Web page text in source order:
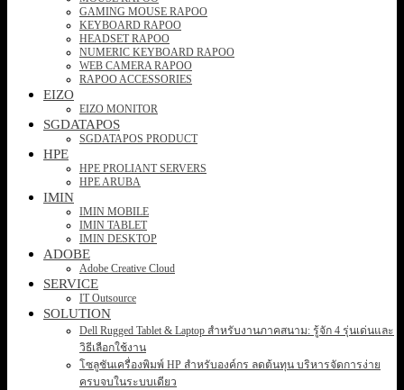
GAMING MOUSE RAPOO
KEYBOARD RAPOO
HEADSET RAPOO
NUMERIC KEYBOARD RAPOO
WEB CAMERA RAPOO
RAPOO ACCESSORIES
EIZO
EIZO MONITOR
SGDATAPOS
SGDATAPOS PRODUCT
HPE
HPE PROLIANT SERVERS
HPE ARUBA
IMIN
IMIN MOBILE
IMIN TABLET
IMIN DESKTOP
ADOBE
Adobe Creative Cloud
SERVICE
IT Outsource
SOLUTION
Dell Rugged Tablet & Laptop สำหรับงานภาคสนาม: รู้จัก 4 รุ่นเด่นและ
วิธีเลือกใช้งาน
โซลูชันเครื่องพิมพ์ HP สำหรับองค์กร ลดต้นทุน บริหารจัดการง่าย
ครบจบในระบบเดียว